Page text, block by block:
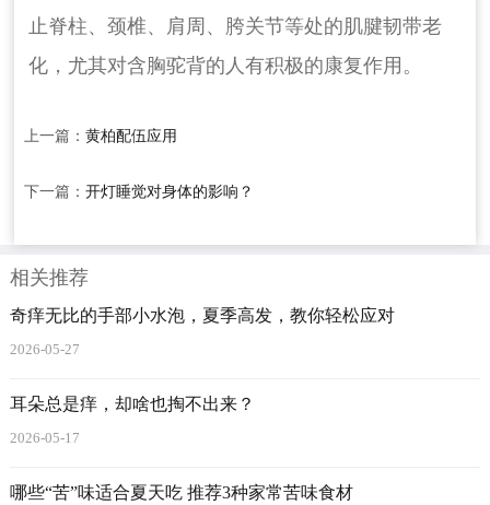
止脊柱、颈椎、肩周、胯关节等处的肌腱韧带老
化，尤其对含胸驼背的人有积极的康复作用。
上一篇： 黄柏配伍应用
下一篇： 开灯睡觉对身体的影响？
相关推荐
奇痒无比的手部小水泡，夏季高发，教你轻松应对
2026-05-27
耳朵总是痒，却啥也掏不出来？
2026-05-17
哪些“苦”味适合夏天吃 推荐3种家常苦味食材